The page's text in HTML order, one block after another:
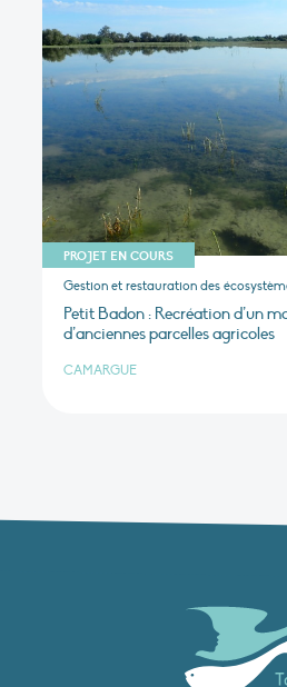
PROJET EN COURS
Gestion et restauration des
Petit Badon : Recréation d’un
d’anciennes parcelles agricoles
CAMARGUE